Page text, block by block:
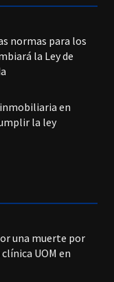
normas para los
la Ley de
en
la ley
una muerte por
UOM en